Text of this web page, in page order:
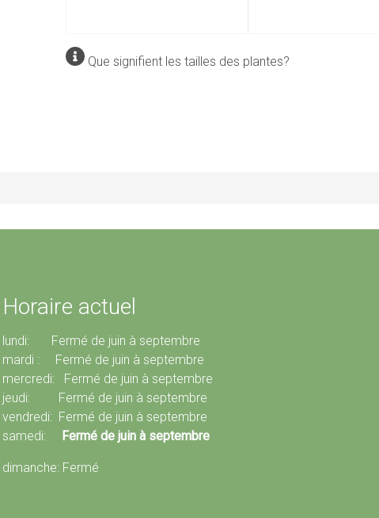
Que signifient les tailles des plantes?
Horaire actuel
lundi: Fermé de juin à septembre
mardi : Fermé de juin à septembre
mercredi: Fermé de juin à septembre
jeudi: Fermé de juin à septembre
vendredi: Fermé de juin à septembre
samedi:
Fermé de juin à septembre
dimanche: Fermé